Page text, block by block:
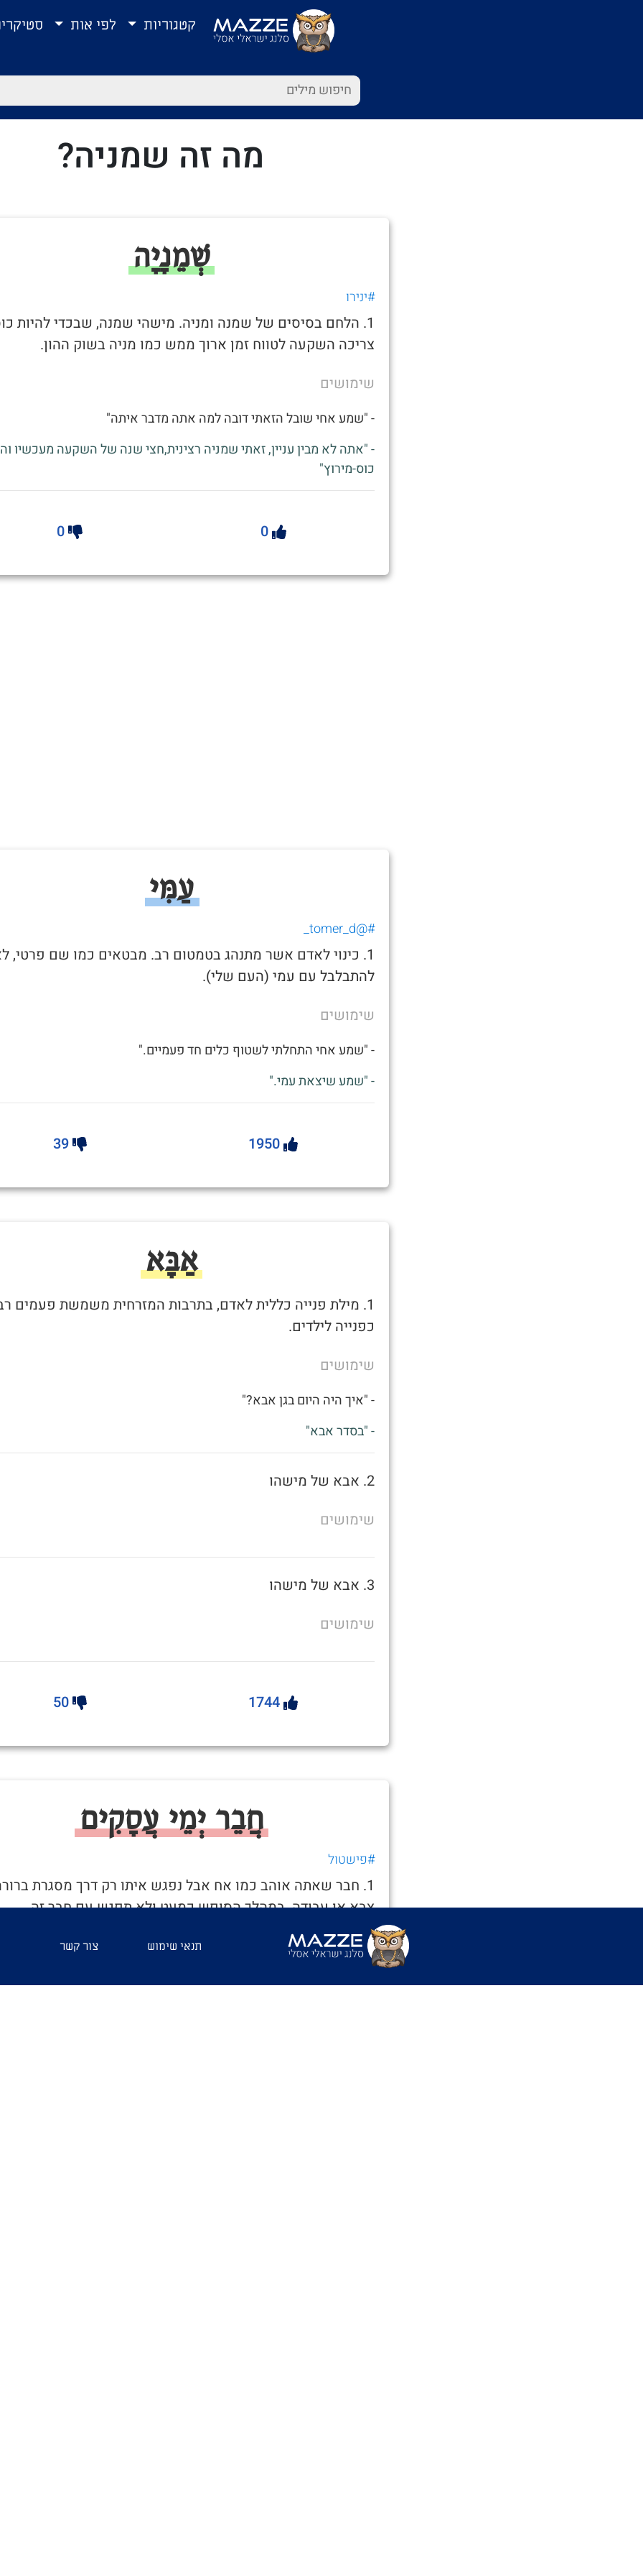
קטגוריות לפי אות
מה זה שמניה?
שְׁמֵנָיָה
#ינירו
1. הלחם בסיסים של שמנה ומניה. מישהי שמנה, שבכדי להיות
צריכה השקעה לטווח זמן ארוך ממש כמו מניה בשוק ההון.
שימושים
- "שמע אחי שובל הזאתי דובה למה אתה מדבר איתה"
- "אתה לא מבין עניין, זאתי שמניה רצינית,חצי שנה של השקעה מעכשיו
כוס-מירוץ"
0
0
עַמִּי
#@tomer_d_
1. כינוי לאדם אשר מתנהג בטמטום רב. מבטאים כמו שם פרטי,
להתבלבל עם עמי (העם שלי).
שימושים
- "שמע אחי התחלתי לשטוף כלים חד פעמיים."
- "שמע שיצאת עמי."
1950
39
אַבָּא
1. מילת פנייה כללית לאדם, בתרבות המזרחית משמשת פעמים
כפנייה לילדים.
שימושים
- "איך היה היום בגן אבא?"
- "בסדר אבא"
2. אבא של מישהו
שימושים
3. אבא של מישהו
שימושים
1744
50
חֲבֵר יְמֵי עֲסָקִים
#פישטול
1. חבר שאתה אוהב כמו אח אבל נפגש איתו רק דרך מסגרת
צבא או עבודה. במהלך הסופש כמעט ולא תפגש עם חבר זה.
שימושים
- "יערה מגיעה לישיבה היום?"
תנאי שימוש צור קשר